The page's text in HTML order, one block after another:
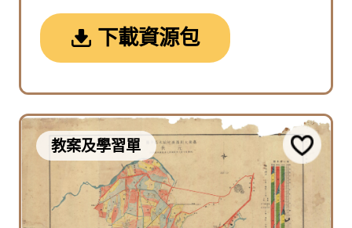
下載資源包
教案及學習單